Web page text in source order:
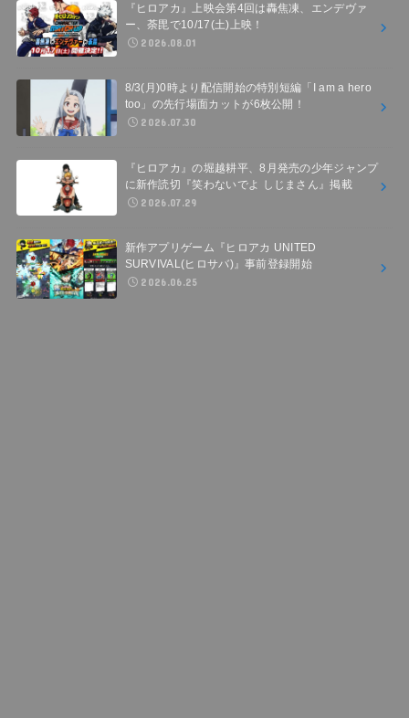
『ヒロアカ』上映会第4回は轟焦凍、エンデヴァ
ー、荼毘で10/17(土)上映！
2026.08.01
8/3(月)0時より配信開始の特別短編「I am a hero
too」の先行場面カットが6枚公開！
2026.07.30
『ヒロアカ』の堀越耕平、8月発売の少年ジャンプ
に新作読切『笑わないでよ しじまさん』掲載
2026.07.29
新作アプリゲーム『ヒロアカ UNITED
SURVIVAL(ヒロサバ)』事前登録開始
2026.06.25